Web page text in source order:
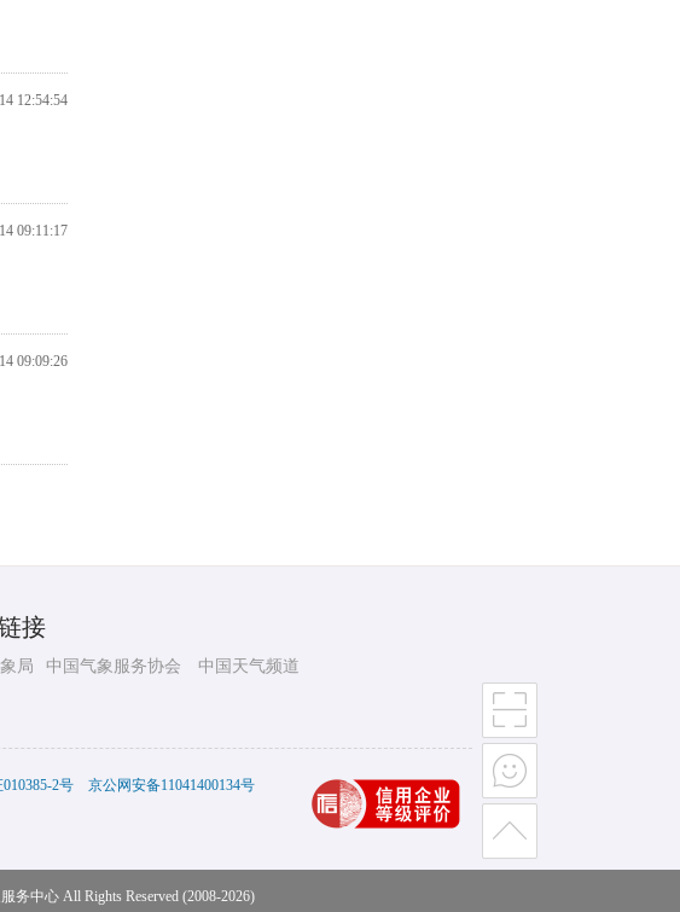
12:54:54
09:11:17
09:09:26
接
局 中国气象服务协会 中国天气频道
2号 京公网安备11041400134号
务中心All Rights Reserved (2008-2026)